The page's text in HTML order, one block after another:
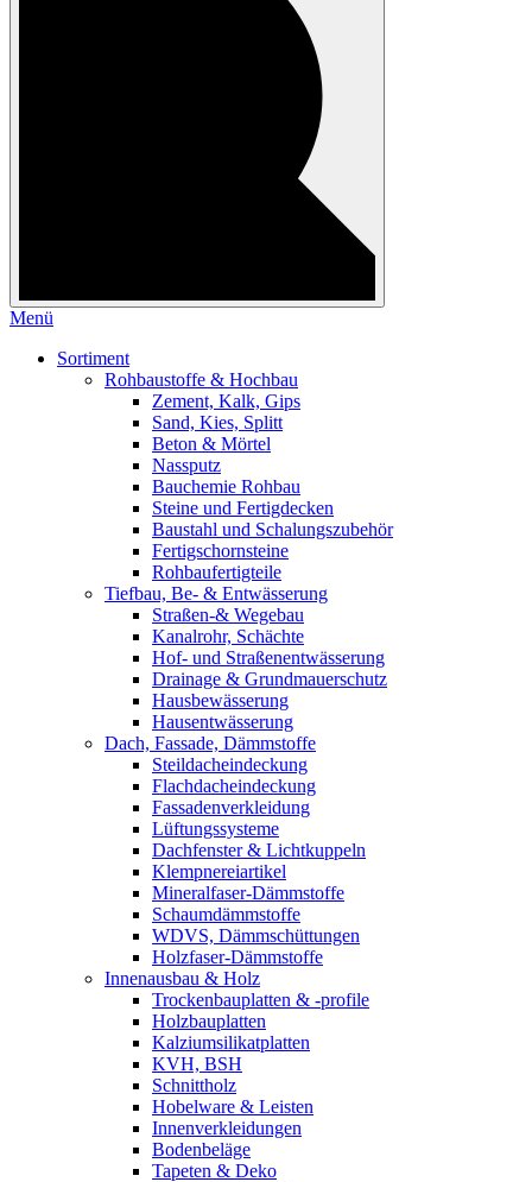
Menü
Sortiment
Rohbaustoffe & Hochbau
Zement, Kalk, Gips
Sand, Kies, Splitt
Beton & Mörtel
Nassputz
Bauchemie Rohbau
Steine und Fertigdecken
Baustahl und Schalungszubehör
Fertigschornsteine
Rohbaufertigteile
Tiefbau, Be- & Entwässerung
Straßen-& Wegebau
Kanalrohr, Schächte
Hof- und Straßenentwässerung
Drainage & Grundmauerschutz
Hausbewässerung
Hausentwässerung
Dach, Fassade, Dämmstoffe
Steildacheindeckung
Flachdacheindeckung
Fassadenverkleidung
Lüftungssysteme
Dachfenster & Lichtkuppeln
Klempnereiartikel
Mineralfaser-Dämmstoffe
Schaumdämmstoffe
WDVS, Dämmschüttungen
Holzfaser-Dämmstoffe
Innenausbau & Holz
Trockenbauplatten & -profile
Holzbauplatten
Kalziumsilikatplatten
KVH, BSH
Schnittholz
Hobelware & Leisten
Innenverkleidungen
Bodenbeläge
Tapeten & Deko